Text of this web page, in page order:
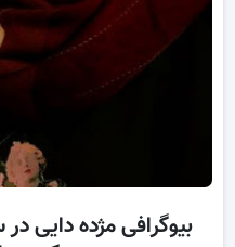
بیوگرافی مژده دایی